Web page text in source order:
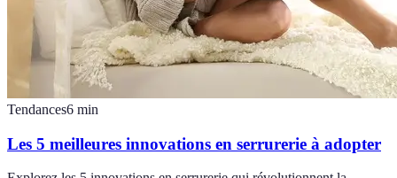
Tendances6 min
Les 5 meilleures innovations en serrurerie à adopter